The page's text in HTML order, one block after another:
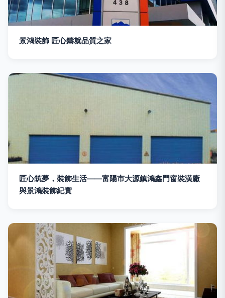
景鴻裝飾 匠心鑄就品質之家
匠心筑夢，裝飾生活——富陽市大源鎮鴻鑫門窗裝潢廠
與景鴻裝飾紀實